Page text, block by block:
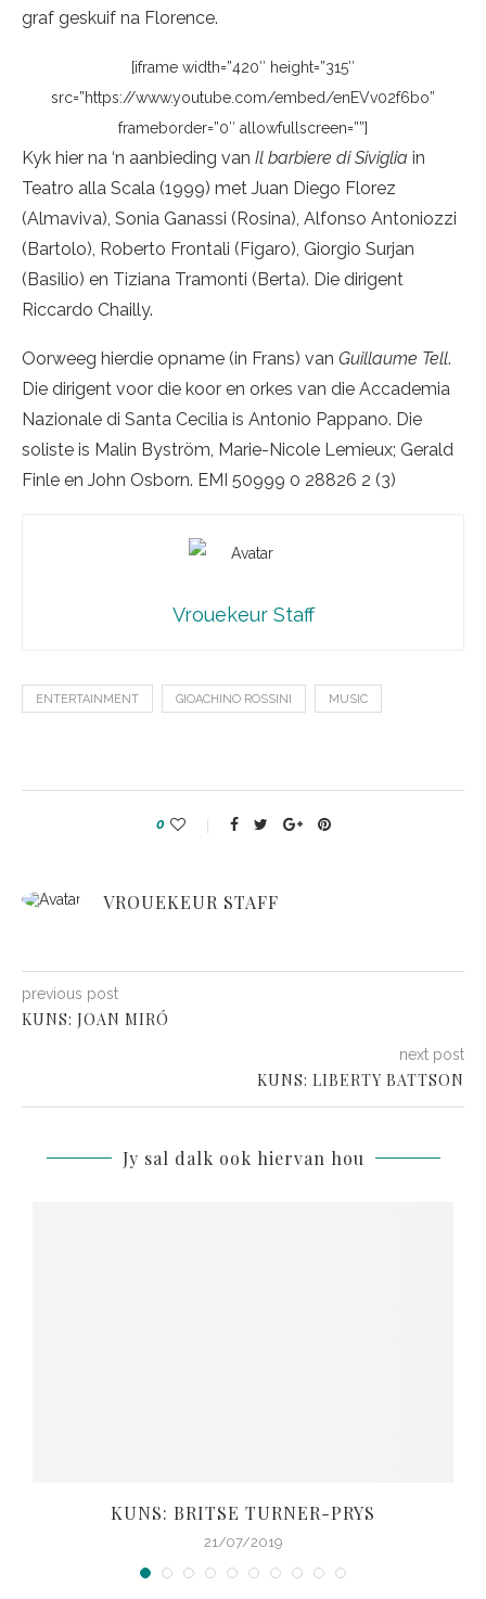
graf geskuif na Florence.
[iframe width=”420″ height=”315″
src=”https://www.youtube.com/embed/enEVv02f6bo”
frameborder=”0″ allowfullscreen=””]
Kyk hier na ‘n aanbieding van Il barbiere di Siviglia in
Teatro alla Scala (1999) met Juan Diego Florez
(Almaviva), Sonia Ganassi (Rosina), Alfonso Antoniozzi
(Bartolo), Roberto Frontali (Figaro), Giorgio Surjan
(Basilio) en Tiziana Tramonti (Berta). Die dirigent
Riccardo Chailly.
Oorweeg hierdie opname (in Frans) van Guillaume Tell.
Die dirigent voor die koor en orkes van die Accademia
Nazionale di Santa Cecilia is Antonio Pappano. Die
soliste is Malin Byström, Marie-Nicole Lemieux; Gerald
Finle en John Osborn. EMI 50999 0 28826 2 (3)
Vrouekeur Staff
ENTERTAINMENT GIOACHINO ROSSINI MUSIC
0
VROUEKEUR STAFF
previous post
KUNS: JOAN MIRÓ
next post
KUNS: LIBERTY BATTSON
Jy sal dalk ook hiervan hou
KUNS: BRITSE TURNER-PRYS
21/07/2019